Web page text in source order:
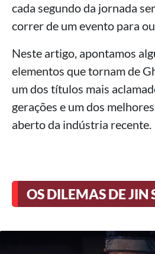
cada segundo da jornada
correr de um evento para
Neste artigo, apontamos
elementos que tornam de
um dos títulos mais
gerações e um dos
aberto da indústria recente.
OS DILEMAS DE JIN